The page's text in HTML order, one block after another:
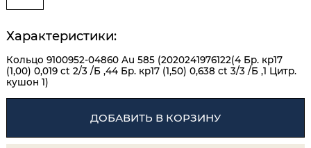
Характеристики:
Кольцо 9100952-04860 Au 585 (2020241976122(4 Бр. кр17
(1,00) 0,019 ct 2/3 /Б ,44 Бр. кр17 (1,50) 0,638 ct 3/3 /Б ,1 Цитр.
кушон 1)
ДОБАВИТЬ В КОРЗИНУ